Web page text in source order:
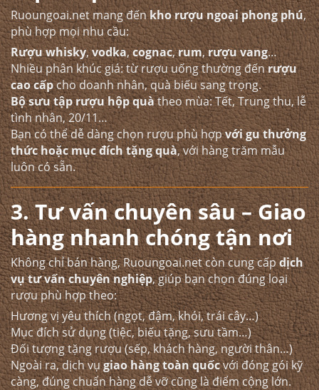
Ruoungoai.net mang đếnkho rượu ngoại phong phú,
phù hợp mọi nhu cầu:
Rượu whisky,vodka,cognac,rum,rượu vang…
Nhiều phân khúc giá: từ rượu uống thường đếnrượu
cao cấpcho doanh nhân, quà biếu sang trọng.
Bộ sưu tập rượu hộp quàtheo mùa: Tết, Trung thu, lễ
tình nhân, 20/11…
Bạn có thể dễ dàng chọn rượu phù hợpvới gu thưởng
thức hoặc mục đích tặng quà, với hàng trăm mẫu
luôn có sẵn.
3. Tư vấn chuyên sâu – Giao
hàng nhanh chóng tận nơi
Không chỉ bán hàng, Ruoungoai.net còn cung cấpdịch
vụ tư vấn chuyên nghiệp, giúp bạn chọn đúng loại
rượu phù hợp theo:
Hương vị yêu thích (ngọt, đậm, khói, trái cây…)
Mục đích sử dụng (tiệc, biếu tặng, sưu tầm…)
Đối tượng tặng rượu (sếp, khách hàng, người thân…)
Ngoài ra, dịch vụgiao hàng toàn quốcvới đóng gói kỹ
càng, đúng chuẩn hàng dễ vỡ cũng là điểm cộng lớn.